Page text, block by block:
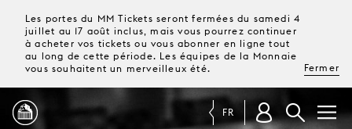
Les portes du MM Tickets seront fermées du samedi 4
juillet au 17 août inclus, mais vous pourrez continuer
à acheter vos tickets ou vous abonner en ligne tout
au long de cette période. Les équipes de la Monnaie
vous souhaitent un merveilleux été.
Fermer
FR